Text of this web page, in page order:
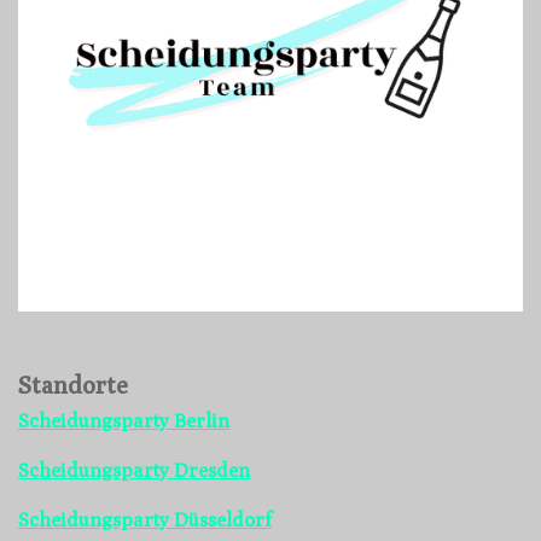
Standorte
Scheidungsparty Berlin
Scheidungsparty Dresden
Scheidungsparty Düsseldorf